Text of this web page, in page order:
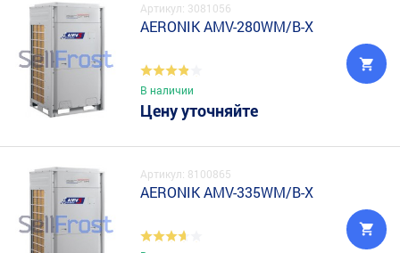
Артикул: 3081056
AERONIK AMV-280WM/B-X
В наличии
Цену уточняйте
Артикул: 8100865
AERONIK AMV-335WM/B-X